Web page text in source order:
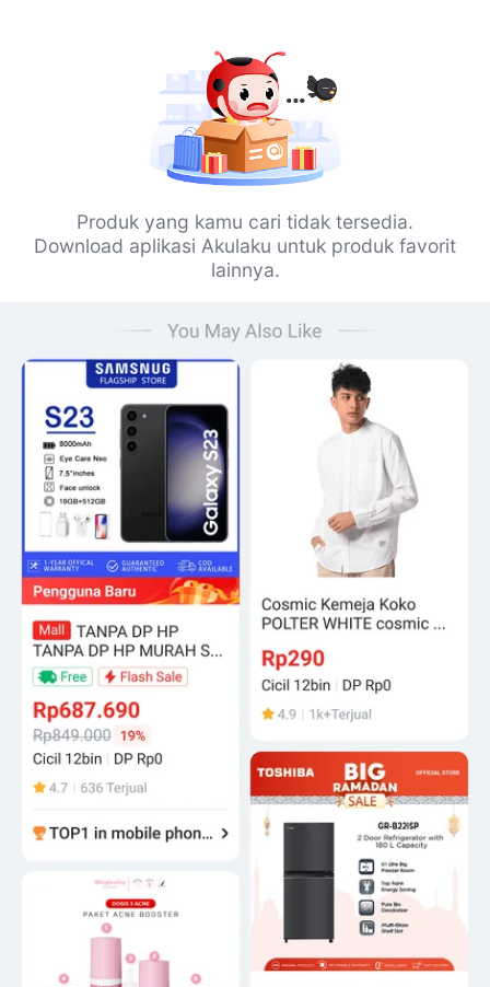
Produk yang kamu cari tidak tersedia.
Download aplikasi Akulaku untuk produk favorit
lainnya.